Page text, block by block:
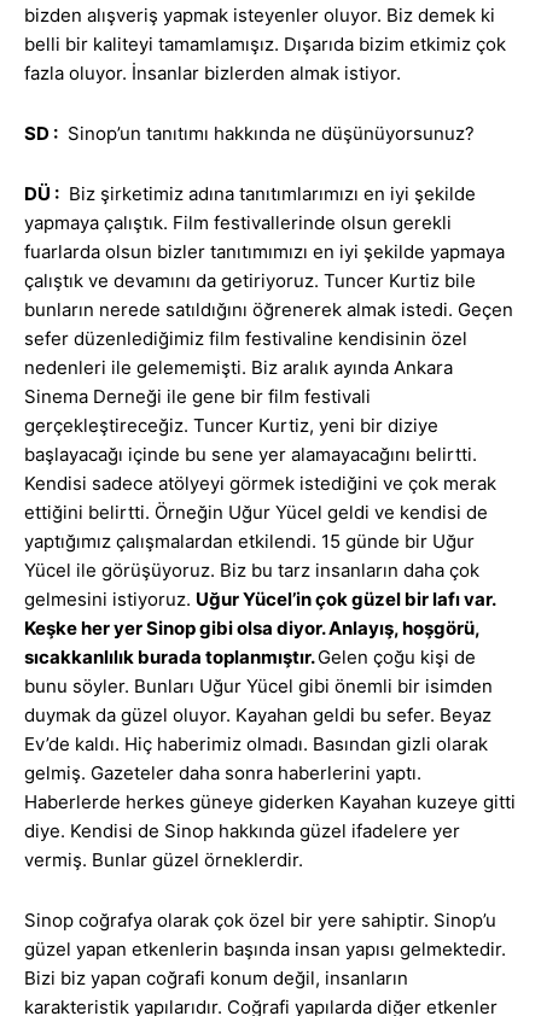
bizden alışveriş yapmak isteyenler oluyor. Biz demek ki
belli bir kaliteyi tamamlamışız. Dışarıda bizim etkimiz çok
fazla oluyor. İnsanlar bizlerden almak istiyor.
SD : Sinop’un tanıtımı hakkında ne düşünüyorsunuz?
DÜ : Biz şirketimiz adına tanıtımlarımızı en iyi şekilde
yapmaya çalıştık. Film festivallerinde olsun gerekli
fuarlarda olsun bizler tanıtımımızı en iyi şekilde yapmaya
çalıştık ve devamını da getiriyoruz. Tuncer Kurtiz bile
bunların nerede satıldığını öğrenerek almak istedi. Geçen
sefer düzenlediğimiz film festivaline kendisinin özel
nedenleri ile gelememişti. Biz aralık ayında Ankara
Sinema Derneği ile gene bir film festivali
gerçekleştireceğiz. Tuncer Kurtiz, yeni bir diziye
başlayacağı içinde bu sene yer alamayacağını belirtti.
Kendisi sadece atölyeyi görmek istediğini ve çok merak
ettiğini belirtti. Örneğin Uğur Yücel geldi ve kendisi de
yaptığımız çalışmalardan etkilendi. 15 günde bir Uğur
Yücel ile görüşüyoruz. Biz bu tarz insanların daha çok
gelmesini istiyoruz. Uğur Yücel’in çok güzel bir lafı var.
Keşke her yer Sinop gibi olsa diyor. Anlayış, hoşgörü,
sıcakkanlılık burada toplanmıştır.Gelen çoğu kişi de
bunu söyler. Bunları Uğur Yücel gibi önemli bir isimden
duymak da güzel oluyor. Kayahan geldi bu sefer. Beyaz
Ev’de kaldı. Hiç haberimiz olmadı. Basından gizli olarak
gelmiş. Gazeteler daha sonra haberlerini yaptı.
Haberlerde herkes güneye giderken Kayahan kuzeye gitti
diye. Kendisi de Sinop hakkında güzel ifadelere yer
vermiş. Bunlar güzel örneklerdir.
Sinop coğrafya olarak çok özel bir yere sahiptir. Sinop’u
güzel yapan etkenlerin başında insan yapısı gelmektedir.
Bizi biz yapan coğrafi konum değil, insanların
karakteristik yapılarıdır. Coğrafi yapılarda diğer etkenler